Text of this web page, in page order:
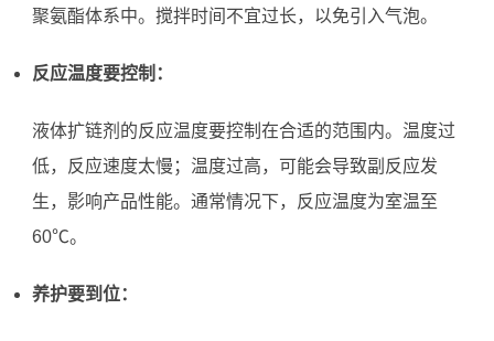
聚氨酯体系中。搅拌时间不宜过长，以免引入气泡。
反应温度要控制：
液体扩链剂的反应温度要控制在合适的范围内。温度过
低，反应速度太慢；温度过高，可能会导致副反应发
生，影响产品性能。通常情况下，反应温度为室温至
60℃。
养护要到位：